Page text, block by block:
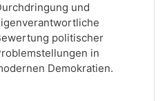
und
politischer
in
Demokratien.